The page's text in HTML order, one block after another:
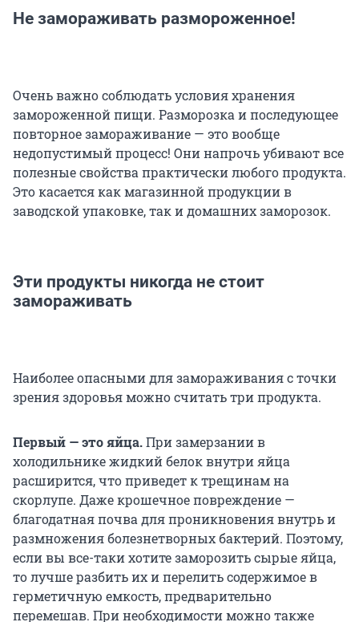
Не замораживать размороженное!
Очень важно соблюдать условия хранения
замороженной пищи. Разморозка и последующее
повторное замораживание — это вообще
недопустимый процесс! Они напрочь убивают все
полезные свойства практически любого продукта.
Это касается как магазинной продукции в
заводской упаковке, так и домашних заморозок.
Эти продукты никогда не стоит
замораживать
Наиболее опасными для замораживания с точки
зрения здоровья можно считать три продукта.
Первый — это яйца.При замерзании в
холодильнике жидкий белок внутри яйца
расширится, что приведет к трещинам на
скорлупе. Даже крошечное повреждение —
благодатная почва для проникновения внутрь и
размножения болезнетворных бактерий. Поэтому,
если вы все-таки хотите заморозить сырые яйца,
то лучше разбить их и перелить содержимое в
герметичную емкость, предварительно
перемешав. При необходимости можно также